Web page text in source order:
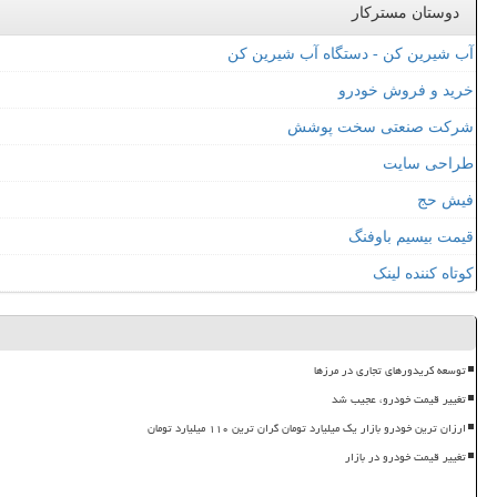
دوستان مسترکار
آب شیرین کن - دستگاه آب شیرین کن
خرید و فروش خودرو
شرکت صنعتی سخت پوشش
طراحی سایت
فیش حج
قیمت بیسیم باوفنگ
کوتاه کننده لینک
توسعه کریدورهای تجاری در مرزها
تغییر قیمت خودرو، عجیب شد
ارزان ترین خودرو بازار یک میلیارد تومان گران ترین ۱۱۰ میلیارد تومان
تغییر قیمت خودرو در بازار